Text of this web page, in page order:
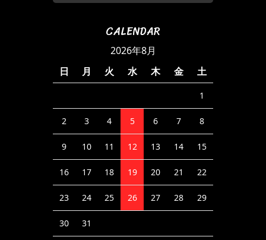
CALENDAR
2026年8月
日
月 火 水 木 金 土
1
2 3 4 5 6 7 8
9 10 11 12 13 14 15
16 17 18 19 20 21 22
23 24 25 26 27 28 29
30 31